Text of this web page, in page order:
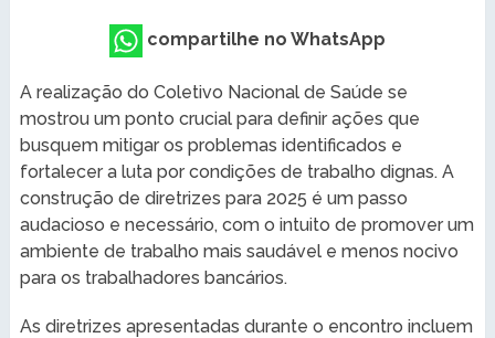
compartilhe no WhatsApp
A realização do Coletivo Nacional de Saúde se
mostrou um ponto crucial para definir ações que
busquem mitigar os problemas identificados e
fortalecer a luta por condições de trabalho dignas. A
construção de diretrizes para 2025 é um passo
audacioso e necessário, com o intuito de promover um
ambiente de trabalho mais saudável e menos nocivo
para os trabalhadores bancários.
As diretrizes apresentadas durante o encontro incluem